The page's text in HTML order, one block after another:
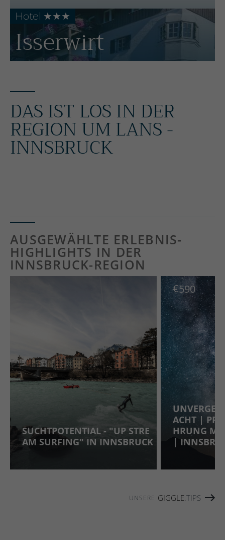
Hotel ★★★
Isserwirt
DAS IST LOS IN DER
REGION UM LANS -
INNSBRUCK
AUSGEWÄHLTE ERLEBNIS-
HIGHLIGHTS IN DER
INNSBRUCK-REGION
SUCHTPOTENTIAL - "UP STRE
AM SURFING" IN INNSBRUCK
€590
ACHT |
HRUNG MIT
UNSERE GIGGLE.TIPS